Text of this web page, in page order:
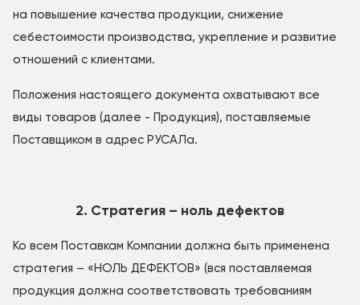
на повышение качества продукции, снижение
себестоимости производства, укрепление и развитие
отношений с клиентами.
Положения настоящего документа охватывают все
виды товаров (далее - Продукция), поставляемые
Поставщиком в адрес РУСАЛа.
2. Стратегия – ноль дефектов
Ко всем Поставкам Компании должна быть применена
стратегия – «НОЛЬ ДЕФЕКТОВ» (вся поставляемая
продукция должна соответствовать требованиям